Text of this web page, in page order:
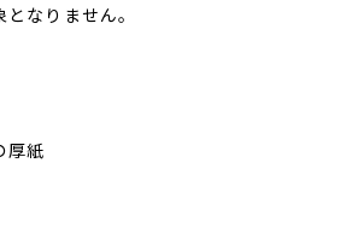
なりません。
厚紙